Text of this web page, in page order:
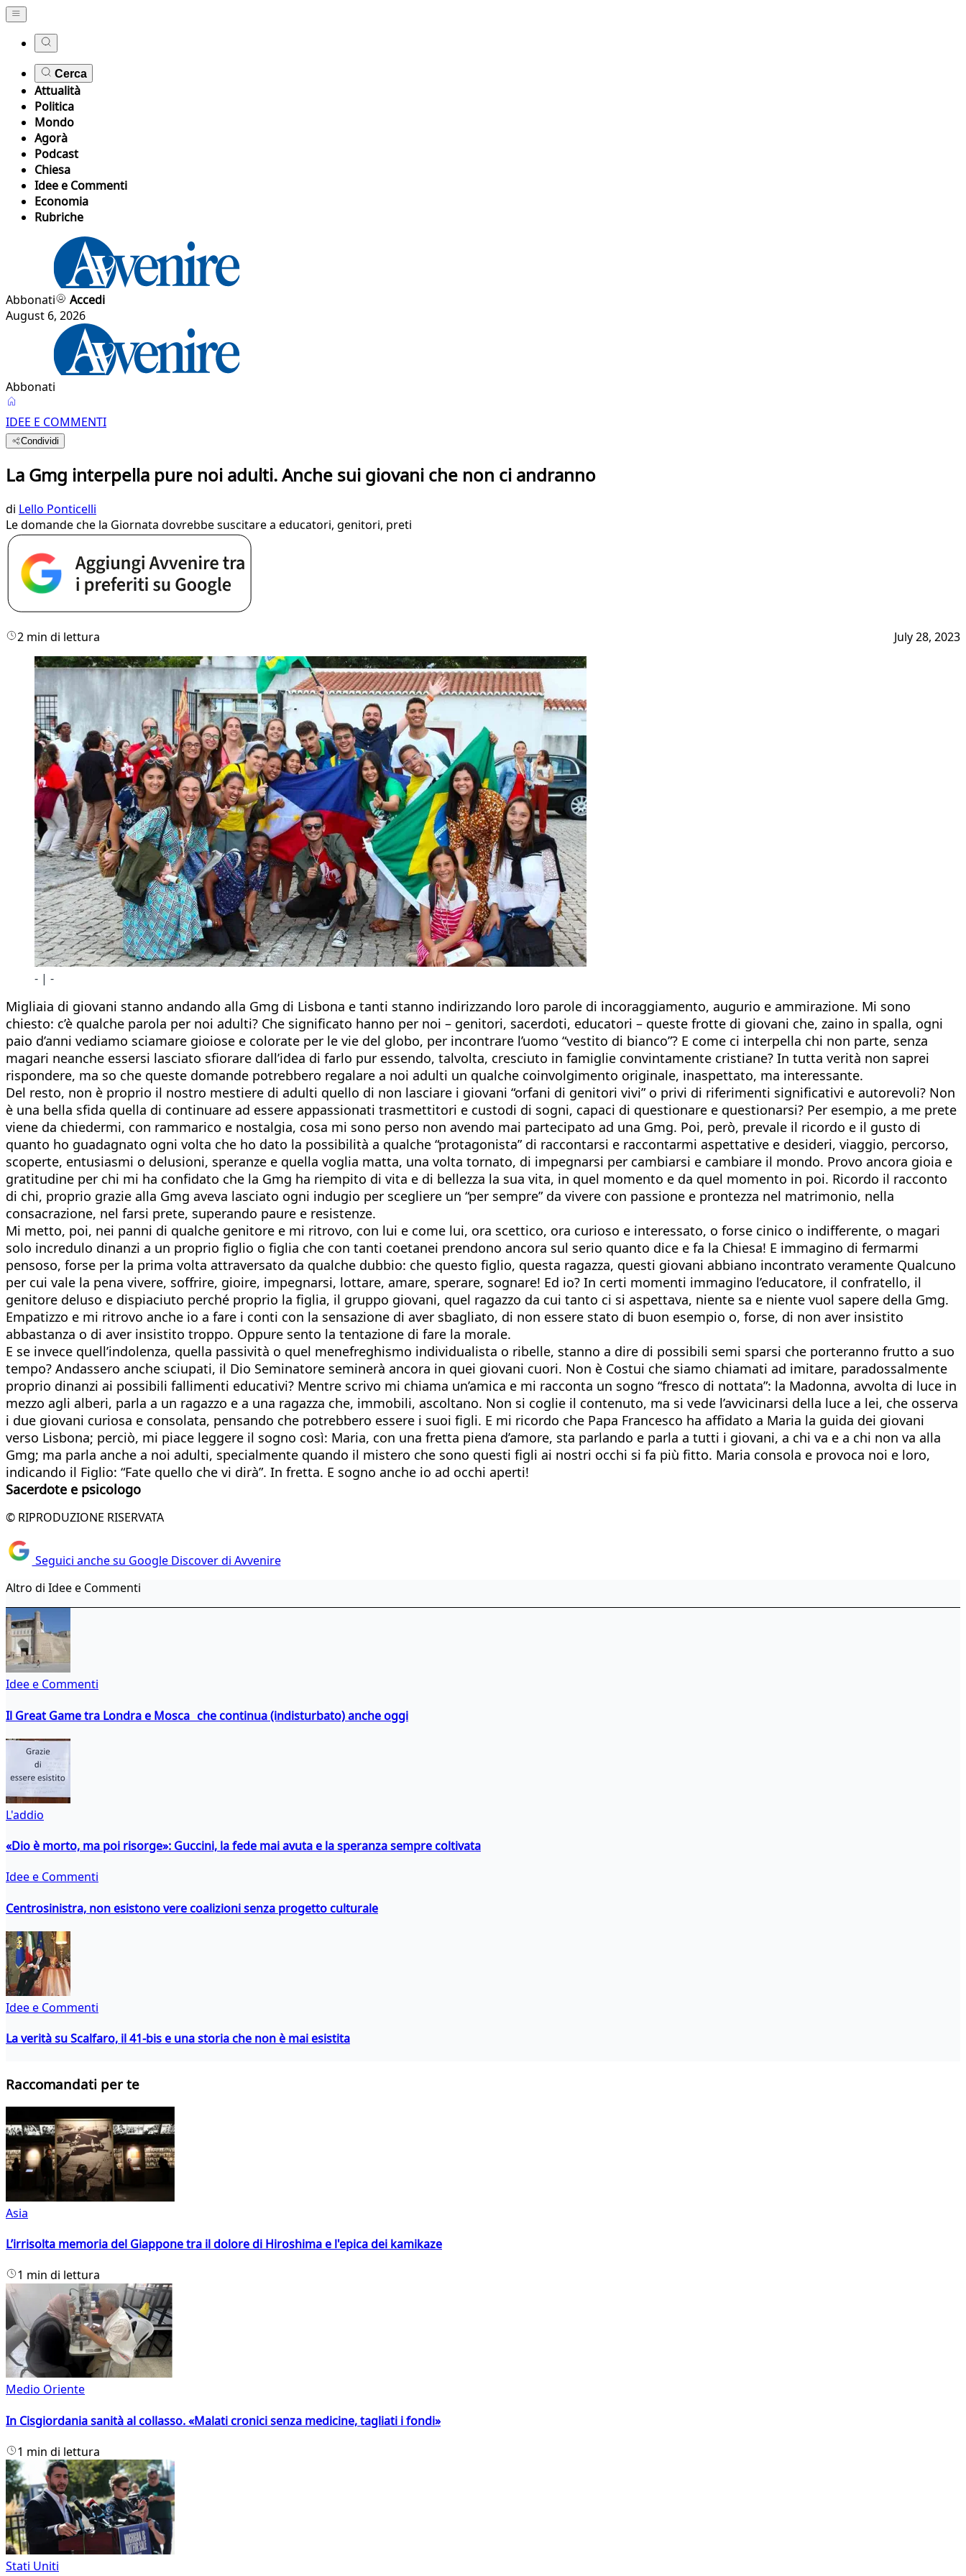
Cerca
Attualità
Politica
Mondo
Agorà
Podcast
Chiesa
Idee e Commenti
Economia
Rubriche
Abbonati
Accedi
August 6, 2026
Abbonati
IDEE E COMMENTI
Condividi
La Gmg interpella pure noi adulti. Anche sui giovani che non ci andranno
di Lello Ponticelli
Le domande che la Giornata dovrebbe suscitare a educatori, genitori, preti
2 min di lettura July 28, 2023
- | -
Migliaia di giovani stanno andando alla Gmg di Lisbona e tanti stanno indirizzando loro parole di incoraggiamento, augurio e ammirazione. Mi sono
chiesto: c’è qualche parola per noi adulti? Che significato hanno per noi – genitori, sacerdoti, educatori – queste frotte di giovani che, zaino in spalla, ogni
paio d’anni vediamo sciamare gioiose e colorate per le vie del globo, per incontrare l’uomo “vestito di bianco”? E come ci interpella chi non parte, senza
magari neanche essersi lasciato sfiorare dall’idea di farlo pur essendo, talvolta, cresciuto in famiglie convintamente cristiane? In tutta verità non saprei
rispondere, ma so che queste domande potrebbero regalare a noi adulti un qualche coinvolgimento originale, inaspettato, ma interessante.
Del resto, non è proprio il nostro mestiere di adulti quello di non lasciare i giovani “orfani di genitori vivi” o privi di riferimenti significativi e autorevoli? Non
è una bella sfida quella di continuare ad essere appassionati trasmettitori e custodi di sogni, capaci di questionare e questionarsi? Per esempio, a me prete
viene da chiedermi, con rammarico e nostalgia, cosa mi sono perso non avendo mai partecipato ad una Gmg. Poi, però, prevale il ricordo e il gusto di
quanto ho guadagnato ogni volta che ho dato la possibilità a qualche “protagonista” di raccontarsi e raccontarmi aspettative e desideri, viaggio, percorso,
scoperte, entusiasmi o delusioni, speranze e quella voglia matta, una volta tornato, di impegnarsi per cambiarsi e cambiare il mondo. Provo ancora gioia e
gratitudine per chi mi ha confidato che la Gmg ha riempito di vita e di bellezza la sua vita, in quel momento e da quel momento in poi. Ricordo il racconto
di chi, proprio grazie alla Gmg aveva lasciato ogni indugio per scegliere un “per sempre” da vivere con passione e prontezza nel matrimonio, nella
consacrazione, nel farsi prete, superando paure e resistenze.
Mi metto, poi, nei panni di qualche genitore e mi ritrovo, con lui e come lui, ora scettico, ora curioso e interessato, o forse cinico o indifferente, o magari
solo incredulo dinanzi a un proprio figlio o figlia che con tanti coetanei prendono ancora sul serio quanto dice e fa la Chiesa! E immagino di fermarmi
pensoso, forse per la prima volta attraversato da qualche dubbio: che questo figlio, questa ragazza, questi giovani abbiano incontrato veramente Qualcuno
per cui vale la pena vivere, soffrire, gioire, impegnarsi, lottare, amare, sperare, sognare! Ed io? In certi momenti immagino l’educatore, il confratello, il
genitore deluso e dispiaciuto perché proprio la figlia, il gruppo giovani, quel ragazzo da cui tanto ci si aspettava, niente sa e niente vuol sapere della Gmg.
Empatizzo e mi ritrovo anche io a fare i conti con la sensazione di aver sbagliato, di non essere stato di buon esempio o, forse, di non aver insistito
abbastanza o di aver insistito troppo. Oppure sento la tentazione di fare la morale.
E se invece quell’indolenza, quella passività o quel menefreghismo individualista o ribelle, stanno a dire di possibili semi sparsi che porteranno frutto a suo
tempo? Andassero anche sciupati, il Dio Seminatore seminerà ancora in quei giovani cuori. Non è Costui che siamo chiamati ad imitare, paradossalmente
proprio dinanzi ai possibili fallimenti educativi? Mentre scrivo mi chiama un’amica e mi racconta un sogno “fresco di nottata”: la Madonna, avvolta di luce in
mezzo agli alberi, parla a un ragazzo e a una ragazza che, immobili, ascoltano. Non si coglie il contenuto, ma si vede l’avvicinarsi della luce a lei, che osserva
i due giovani curiosa e consolata, pensando che potrebbero essere i suoi figli. E mi ricordo che Papa Francesco ha affidato a Maria la guida dei giovani
verso Lisbona; perciò, mi piace leggere il sogno così: Maria, con una fretta piena d’amore, sta parlando e parla a tutti i giovani, a chi va e a chi non va alla
Gmg; ma parla anche a noi adulti, specialmente quando il mistero che sono questi figli ai nostri occhi si fa più fitto. Maria consola e provoca noi e loro,
indicando il Figlio: “Fate quello che vi dirà”. In fretta. E sogno anche io ad occhi aperti!
Sacerdote e psicologo
© RIPRODUZIONE RISERVATA
Seguici anche su Google Discover di Avvenire
Altro di Idee e Commenti
Idee e Commenti
Il Great Game tra Londra e Mosca che continua (indisturbato) anche oggi
L'addio
«Dio è morto, ma poi risorge»: Guccini, la fede mai avuta e la speranza sempre coltivata
Idee e Commenti
Centrosinistra, non esistono vere coalizioni senza progetto culturale
Idee e Commenti
La verità su Scalfaro, il 41-bis e una storia che non è mai esistita
Raccomandati per te
Asia
L’irrisolta memoria del Giappone tra il dolore di Hiroshima e l'epica dei kamikaze
1 min di lettura
Medio Oriente
In Cisgiordania sanità al collasso. «Malati cronici senza medicine, tagliati i fondi»
1 min di lettura
Stati Uniti